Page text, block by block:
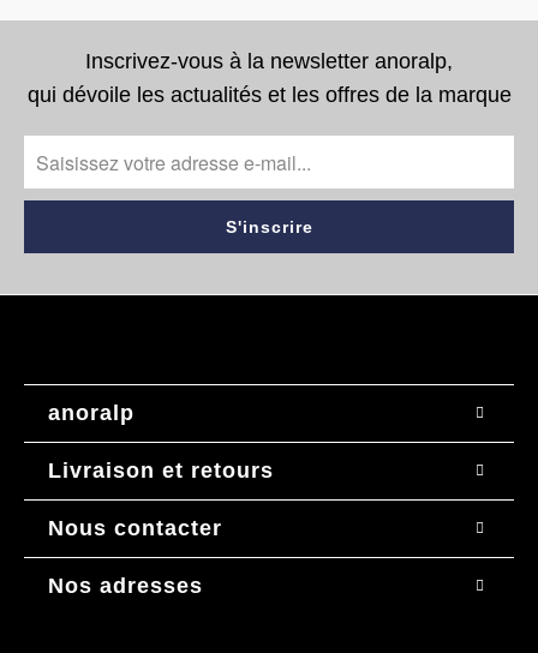
Inscrivez-vous à la newsletter anoralp,
qui dévoile les actualités et les offres de la marque
anoralp
Livraison et retours
Nous contacter
Nos adresses